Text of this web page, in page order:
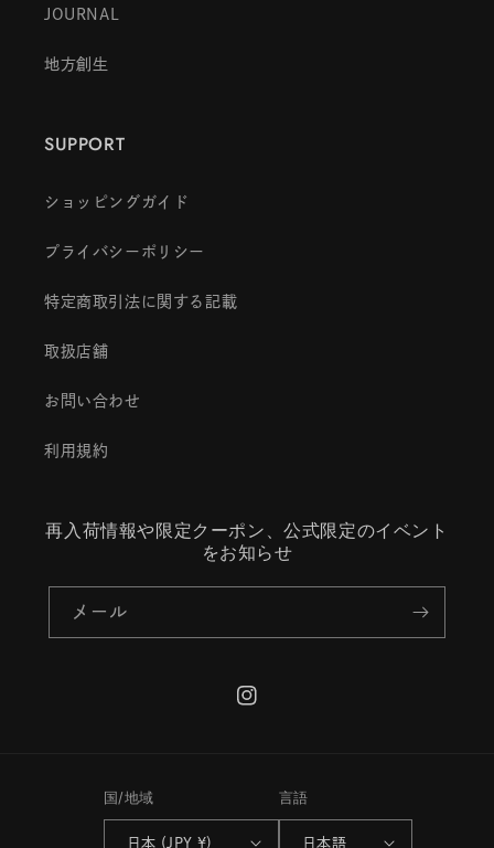
JOURNAL
地方創生
SUPPORT
ショッピングガイド
プライバシーポリシー
特定商取引法に関する記載
取扱店舗
お問い合わせ
利用規約
再入荷情報や限定クーポン、公式限定のイベント
をお知らせ
メール
Instagram
国/地域
日本 (JPY ¥)
言語
日本語